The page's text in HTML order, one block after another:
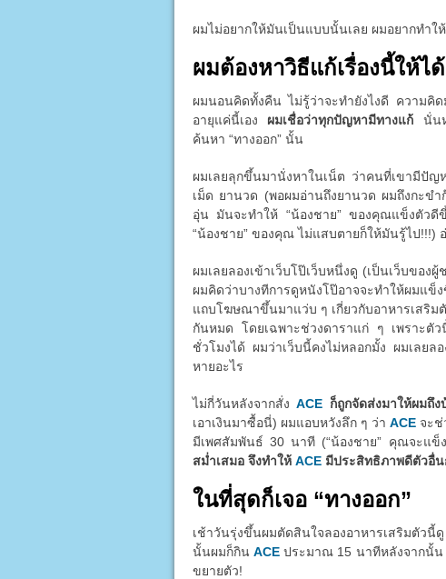
ผมไม่อยากให้มันเป็นแบบนั้นเลย ผมอยากทำใ
ผมต้องหาวิธีแก้เรื่องนี้ให้ได้
ผมนอนคิดทั้งคืน ไม่รู้ว่าจะทำยังไงดี ความคิ
อายุแค่นี้เอง ผมเชื่อว่าทุกปัญหามีทางแก้ นั่น
ค้นหา “ทางออก” นั้น
ผมเลยลุกขึ้นมานั่งหาในเน็ต ว่าคนที่เขามีปัญ
เม็ด ยานวด (พอผมอ่านถึงยานวด ผมถึงกะข
อุ่น มันจะทำให้ “น้องชาย” ของคุณแข็งตัวดี
“น้องชาย” ของคุณ ไม่แสบตายก็ให้มันรู้ไป!!!)
ผมเลยลองเข้าเว็บโป๊เว็บหนึ่งดู (เป็นเว็บขอ
ผมคิดว่าบางทีการดูหนังโป๊อาจจะทำให้ผม
แถบโฆษณาขึ้นมาแว่บ ๆ เกี่ยวกับอาหารเสริ
กันหมด โดยเฉพาะช่วงดาราแก่ ๆ เพราะตั
ชั่วโมงได้ ผมว่าเว็บนี้คงไม่หลอกมั้ง ผมเลยล
หายอะไร
ไม่กี่วันหลังจากสั่งACE ก็ถูกจัดส่งมาให้ผมถึง
เอาเงินมาซื้อนี่) ผมแอบหวังลึก ๆ ว่า ACEจะช่
มีเพศสัมพันธ์ 30 นาที (“น้องชาย” คุณจะแข็
สม่ำเสมอ จึงทำให้ ACEมีประสิทธิภาพดีตัวอื่น
ในที่สุดก็เจอ “ทางออก”
เช้าวันรุ่งขึ้นผมตัดสินใจลองอาหารเสริมตัว
นั้นผมก็กินACE ประมาณ 15 นาทีหลังจากนั้น
ขยายตัว!